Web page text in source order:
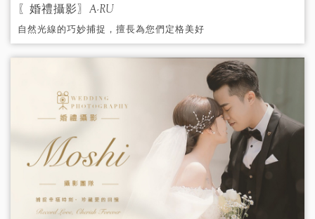
〖婚禮攝影〗A-RU
自然光線的巧妙捕捉，擅長為您們定格美好
難忘的畫面，收藏一輩子美好的回憶！